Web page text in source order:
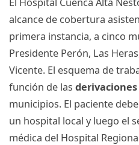
alcance de cobertura
primera instancia, a cinco
Presidente Perón, Las
Vicente. El esquema de
función de las derivaciones
municipios. El paciente
un hospital local y luego el
médica del Hospital